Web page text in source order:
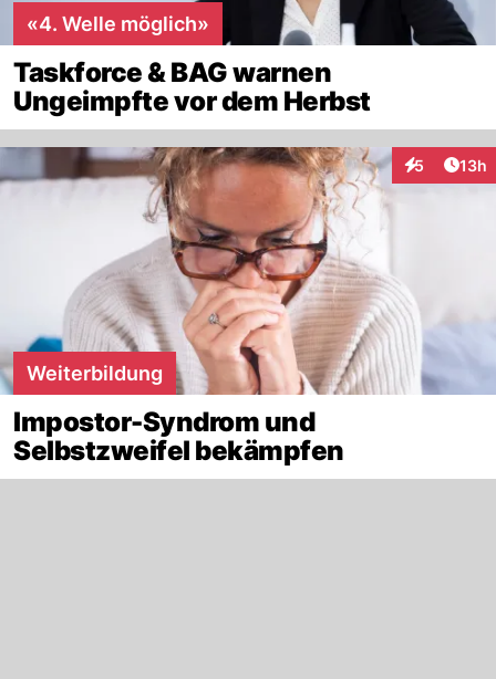
«4. Welle möglich»
Taskforce & BAG warnen
Ungeimpfte vor dem Herbst
5
Interaktionen
13h
Weiterbildung
Impostor-Syndrom und
Selbstzweifel bekämpfen